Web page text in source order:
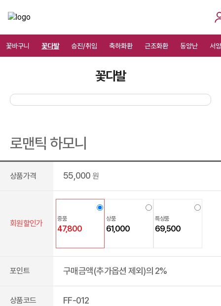
꽃바구니 꽃다발 승진/취임 축하화환 근조화환 동양난 서
꽃다발
로맨틱 하모니
상품가격 55,000 원
회원할인가
중품
47,800
상품
61,000
특상품
69,500
포인트 구매금액(추가옵션 제외)의 2%
상품코드 FF-012